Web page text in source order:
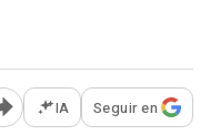
Abrir opciones para
IA Seguir en